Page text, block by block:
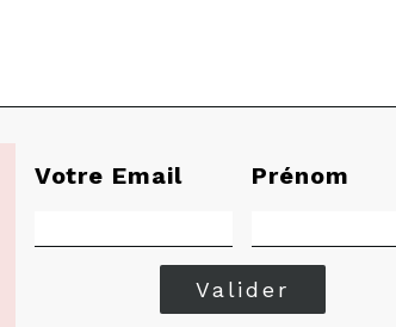
Votre Email Prénom
Valider